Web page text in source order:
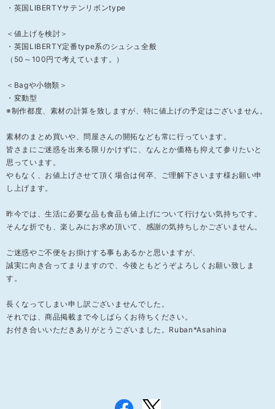
・英国LIBERTYサテンリボンtype
＜値上げを検討＞
・英国LIBERTY定番type系のシュシュ全般
（50～100円で考えています。）
＜Bagや小物類＞
・変動型
※制作都度、素材の計算を致しますが、特に値上げの予定はございません。
素材のまとめ買いや、問屋さんの開拓なども常に行っています。
皆さまにご迷惑を出来る限りかけずに、なんとか価格も抑えて参りたいと
思っています。
やもなく、お値上げさせて頂く場合は何卒、ご理解下さいます様お願い申
し上げます。
昨今では、生活に必要な品も食品も値上げについて行けない気持ちです。
そんな折でも、楽しみにお求め頂いて、感謝の気持ちしかございません。
ご迷惑やご不便をお掛けする事もあるかと思いますが、
誠実に向き合ってまりますので、今後ともどうぞよろしくお願い致しま
す。
長くなってしまい申し訳ございませんでした。
それでは、商品掲載まで今しばらくお待ちください。
お付き合いいただきありがとうございました。Ruban*Asahina